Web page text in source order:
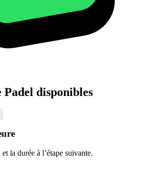
Padel disponibles
la durée à l’étape suivante.